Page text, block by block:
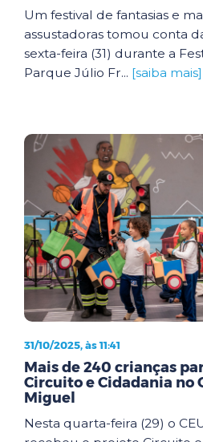
Um festival de fantasias e
assustadoras tomou conta
sexta-feira (31) durante a
Parque Júlio Fr... [saiba mais]
31/10/2025, às 11:41
Mais de 240 crianças
Circuito e Cidadania no
Miguel
Nesta quarta-feira (29) o